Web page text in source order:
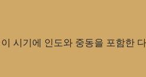
시기에 인도와 중동을 포함한